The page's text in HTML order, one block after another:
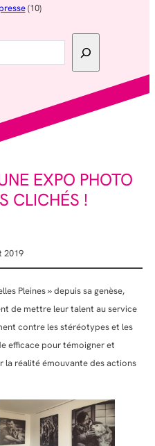
(10)
EXPO PHOTO
CLICHÉS !
2019
Pleines » depuis sa genèse,
de mettre leur talent au service
contre les stéréotypes et les
efficace pour témoigner et
la réalité émouvante des actions